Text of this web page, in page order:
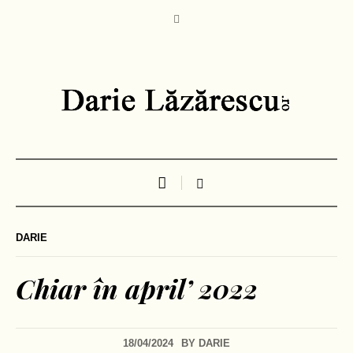
DARIE
Chiar în april’ 2022
18/04/2024 BY DARIE